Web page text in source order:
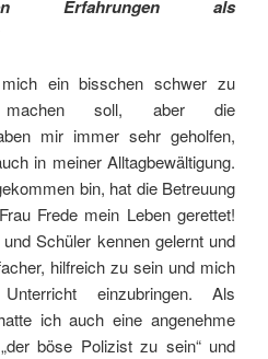
Erfahrungen als
ein bisschen schwer zu
soll, aber die
mir immer sehr geholfen,
in meiner Alltagbewältigung.
bin, hat die Betreuung
Frede mein Leben gerettet!
Schüler kennen gelernt und
hilfreich zu sein und mich
einzubringen. Als
ich auch eine angenehme
böse Polizist zu sein“ und